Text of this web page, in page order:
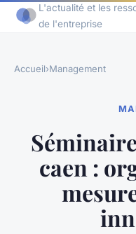
L'actualité et les
de l'entreprise
Accueil›Management
caen :